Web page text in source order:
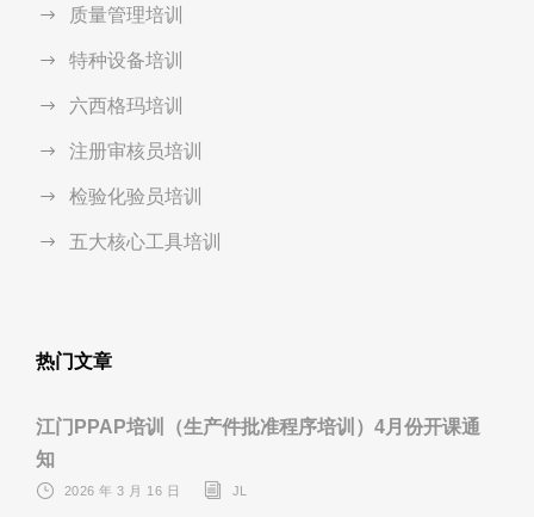
质量管理培训
特种设备培训
六西格玛培训
注册审核员培训
检验化验员培训
五大核心工具培训
热门文章
江门PPAP培训（生产件批准程序培训）4月份开课通
知
2026 年 3 月 16 日 JL